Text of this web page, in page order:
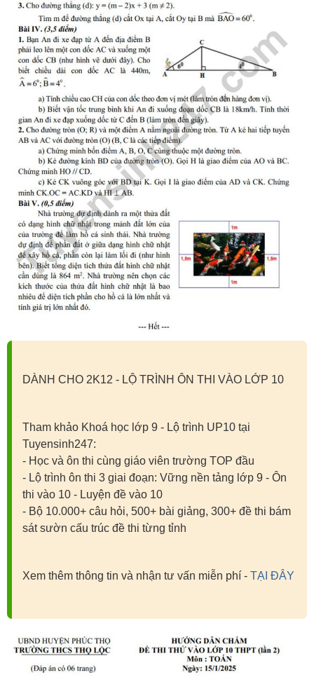
DÀNH CHO 2K12 - LỘ TRÌNH ÔN THI VÀO LỚP 10
Tham khảo Khoá học lớp 9 - Lộ trình UP10 tại
Tuyensinh247:
- Học và ôn thi cùng giáo viên trường TOP đầu
- Lộ trình ôn thi 3 giai đoạn: Vững nền tảng lớp 9 - Ôn
thi vào 10 - Luyện đề vào 10
- Bộ 10.000+ câu hỏi, 500+ bài giảng, 300+ đề thi bám
sát sườn cấu trúc đề thi từng tỉnh
Xem thêm thông tin và nhận tư vấn miễn phí - TẠI ĐÂY